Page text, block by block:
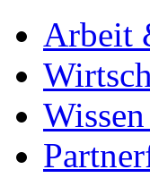
Arbeit